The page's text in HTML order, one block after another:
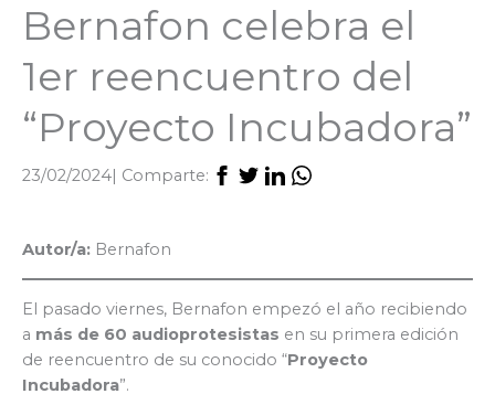
Bernafon celebra el
1er reencuentro del
“Proyecto Incubadora”
23/02/2024| Comparte:
Autor/a: Bernafon
El pasado viernes, Bernafon empezó el año recibiendo
a más de 60 audioprotesistas en su primera edición
de reencuentro de su conocido “Proyecto
Incubadora”.